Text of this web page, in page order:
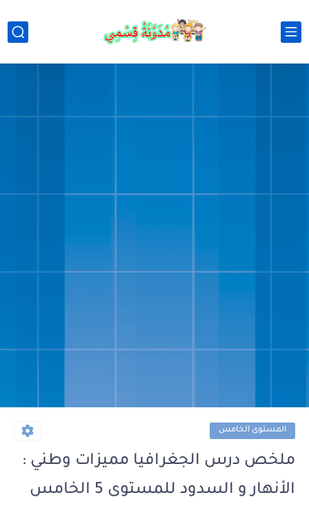
المستوى الخامس
ملخص درس الجغرافيا مميزات وطني :
الأنهار و السدود للمستوى 5 الخامس